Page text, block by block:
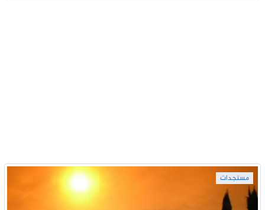
مستجدات